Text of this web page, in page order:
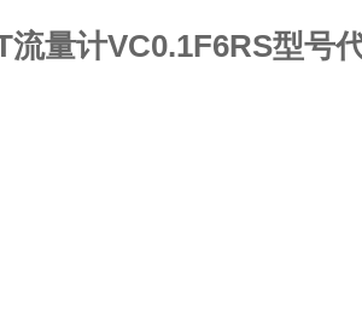
流量计VC0.1F6RS型号